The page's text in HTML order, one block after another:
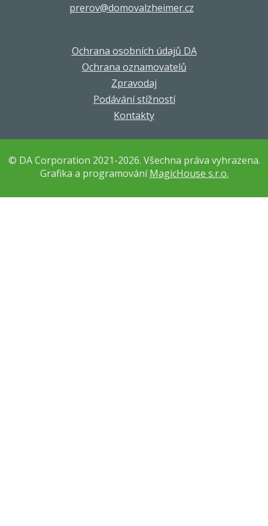
prerov@domovalzheimer.cz
Ochrana osobních údajů DA
Ochrana oznamovatelů
Zpravodaj
Podávání stížností
Kontakty
© DA Corporation 2021-2026. Všechna práva vyhrazena.
Grafika a programováníMagicHouse s.r.o.